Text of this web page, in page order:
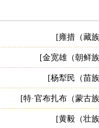
[雍措（藏
[金宽雄（朝鲜
[杨犁民（苗
[特·官布扎布（蒙古
[黄毅（壮